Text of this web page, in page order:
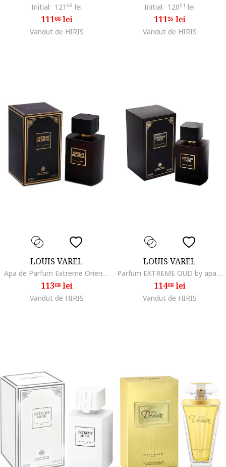
Initial: 121 68 lei
11168lei
Vandut de HIRIS
Initial: 12051 lei
11135lei
Vandut de HIRIS
LOUIS VAREL
Apa de Parfum Extreme Oriental, Unisex, 100 ml
11368lei
Vandut de HIRIS
LOUIS VAREL
Parfum EXTREME OUD by apa de parfum 100 ml, Unisex Oriental
11468lei
Vandut de HIRIS